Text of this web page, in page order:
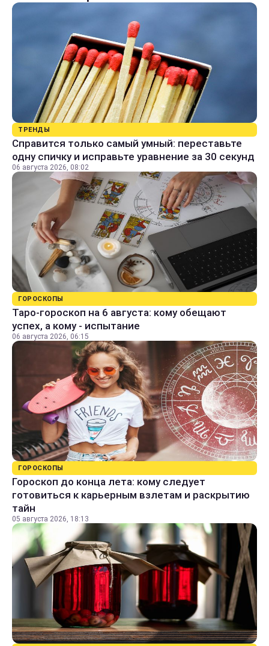
ТРЕНДЫ
Справится только самый умный: переставьте
одну спичку и исправьте уравнение за 30 секунд
06 августа 2026, 08:02
ГОРОСКОПЫ
Таро-гороскоп на 6 августа: кому обещают
успех, а кому - испытание
06 августа 2026, 06:15
ГОРОСКОПЫ
Гороскоп до конца лета: кому следует
готовиться к карьерным взлетам и раскрытию
тайн
05 августа 2026, 18:13